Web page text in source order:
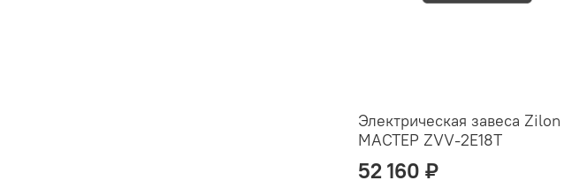
Электрическая завеса Zilon
МАСТЕР ZVV-2E18T
52 160 ₽